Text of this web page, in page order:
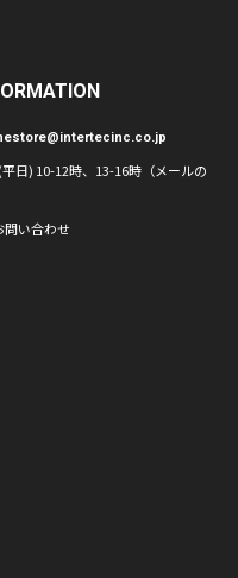
日) 10-12時、13-16時（メールの
問い合わせ